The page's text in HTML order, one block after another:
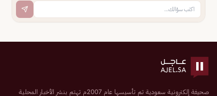
صحيفة إلكترونية سعودية تم تأسيسها عام 2007م تهتم بنشر الأخبار المحلية